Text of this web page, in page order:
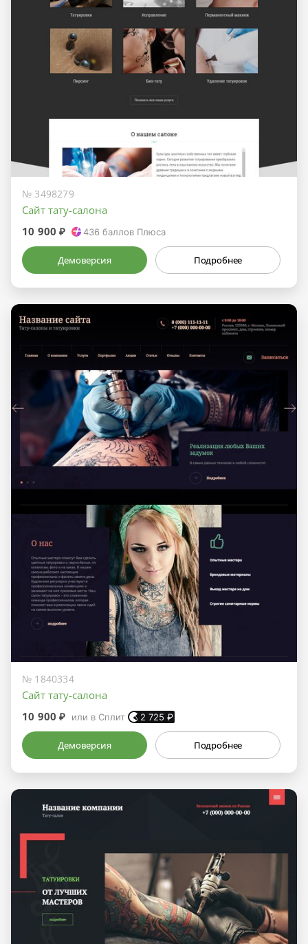
№ 3498279
Сайт тату-салона
10 900 ₽
436баллов Плюса
Демоверсия Подробнее
№ 1840334
Сайт тату-салона
10 900 ₽
или в Сплит 2 725 ₽
Демоверсия Подробнее